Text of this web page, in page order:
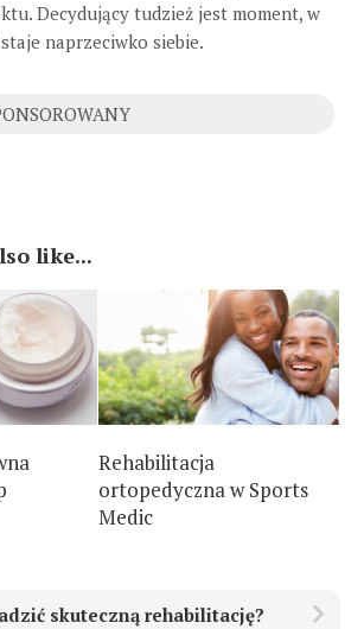
Decydujący tudzież jest moment, w
naprzeciwko siebie.
like...
Rehabilitacja
ortopedyczna w Sports
Medic
skuteczną rehabilitację?